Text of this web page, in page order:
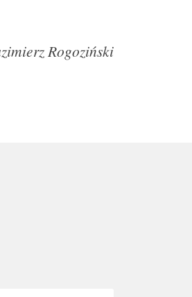
Rogoziński